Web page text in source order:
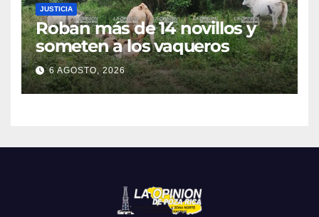
JUSTICIA
Roban más de 14 novillos y
someten a los vaqueros
6 AGOSTO, 2026